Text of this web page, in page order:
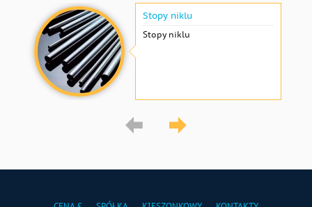
Stopy niklu
Stopy niklu